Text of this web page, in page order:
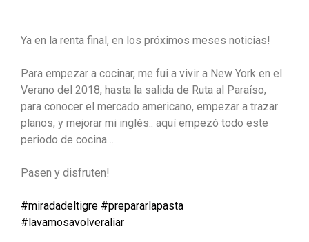
Ya en la renta final, en los próximos meses noticias!
Para empezar a cocinar, me fui a vivir a New York en el
Verano del 2018, hasta la salida de Ruta al Paraíso,
para conocer el mercado americano, empezar a trazar
planos, y mejorar mi inglés.. aquí empezó todo este
periodo de cocina…
Pasen y disfruten!
#miradadeltigre #prepararlapasta
#lavamosavolveraliar